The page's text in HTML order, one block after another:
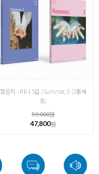
정은지 - 미니 5집 [Summer, I] (2종세
트)
59,000원
47,800원